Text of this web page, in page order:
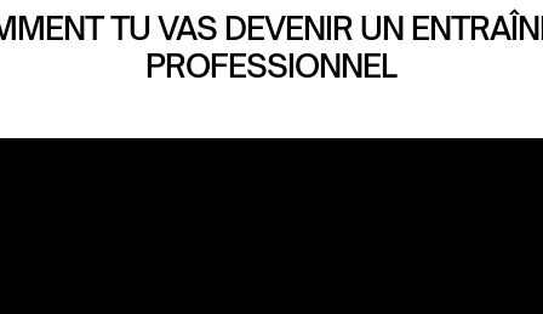
TU VAS DEVENIR UN
PROFESSIONNEL